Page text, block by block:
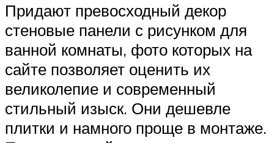
Придают превосходный декор
стеновые панели с рисунком для
ванной комнаты, фото которых на
сайте позволяет оценить их
великолепие и современный
стильный изыск. Они дешевле
плитки и намного проще в монтаже.